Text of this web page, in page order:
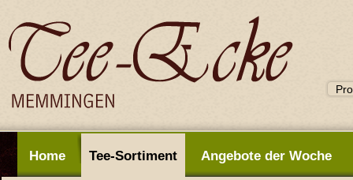
Home Tee-Sortiment Angebote der Woche